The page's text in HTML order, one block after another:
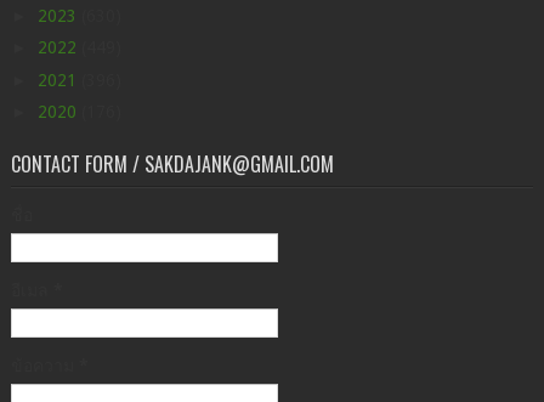
2023
2022
2021
2020
CONTACT FORM / SAKDAJANK@GMAIL.COM